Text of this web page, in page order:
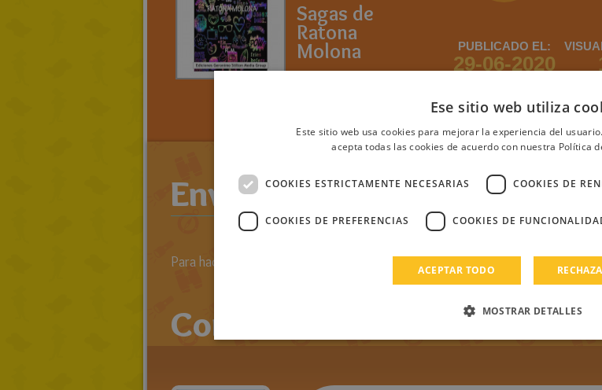
Sagas de
Ratona
Molona PUBLICADO EL:
29-06-2020
Enviar comentario
Para hacer comentarios primero debes iniciar sesión
Comentarios
Ese sitio web utiliza
Este sitio web usa cookies para mejorar la experiencia del
acepta todas las cookies de acuerdo con nuestra Política
COOKIES ESTRICTAMENTE NECESARIAS COOKIES DE
COOKIES DE PREFERENCIAS COOKIES DE
ACEPTAR TODO
MOSTRAR DETALLES